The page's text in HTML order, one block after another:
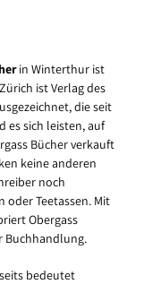
in Winterthur ist
ist Verlag des
die seit
es sich leisten, auf
Bücher verkauft
keine anderen
noch
oder Teetassen. Mit
Obergass
Buchhandlung.
bedeutet